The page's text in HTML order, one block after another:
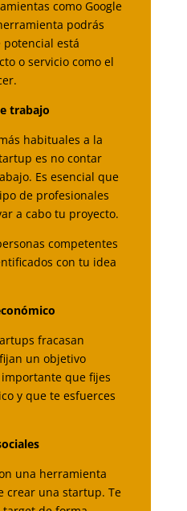
como Google
podrás
está
o servicio como el
trabajo
habituales a la
es no contar
Es esencial que
de profesionales
a cabo tu proyecto.
competentes
con tu idea
fracasan
un objetivo
que fijes
y que te esfuerces
una herramienta
crear una startup. Te